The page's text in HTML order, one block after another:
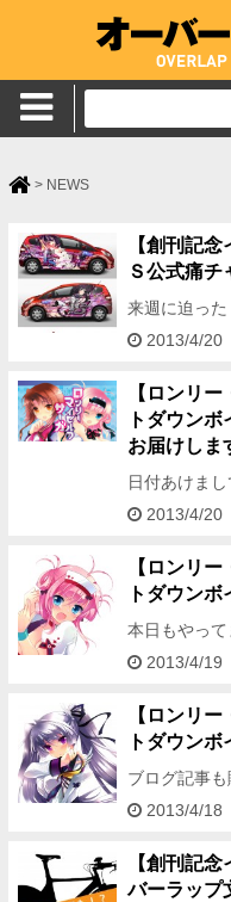
> NEWS
【創刊記
Ｓ公式痛チ
来週に迫っ
ント。 しか
ィニット・
2013/4/20
【ロンリ
トダウン
お届けしま
日付あけま
間です。 素
スティです♪
2013/4/20
【ロンリ
トダウン
本日もやっ
間です。 こ
の発売日に
2013/4/19
【ロンリ
トダウン
ブログ記事
よ・・・ 創
サンプル品
2013/4/18
【創刊記
バーラップ